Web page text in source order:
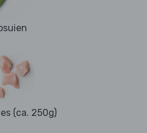
(ca. 250g)